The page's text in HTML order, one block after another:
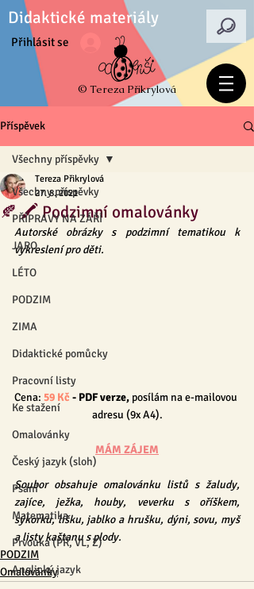
Didaktické materiály
Přihlásit se
© Tereza Přikrylová
Příspěvek
Všechny příspěvky
PŘÍPRAVY NA ZÁŘÍ
JARO
LÉTO
PODZIM
ZIMA
Didaktické pomůcky
Pracovní listy
Ke stažení
Omalovánky
Český jazyk (sloh)
Psaní
Matematika
Prvouka (PŘ, VL, Z)
Anglický jazyk
Všechny příspěvky
🍂 🖍 Podzimní omalovánky
Tereza Přikrylová
27. 8. 2021
Autorské obrázky s podzimní tematikou k
vykreslení pro děti.
Cena: 59 Kč - PDF verze, posílám na e-mailovou
adresu (9x A4).
MÁM ZÁJEM
Soubor obsahuje omalovánku listů s žaludy,
zajíce, ježka, houby, veverku s oříškem,
sýkorku, lišku, jablko a hrušku, dýni, sovu, myš
a listy kaštanu s plody.
PODZIM
Omalovánky